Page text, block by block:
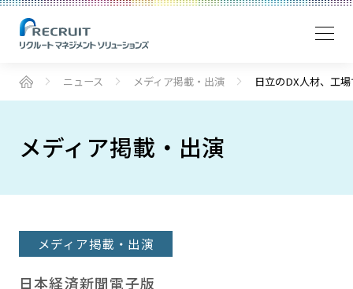
ニュース メディア掲載・出演 日立のDX人材、工
メディア掲載・出演
メディア掲載・出演
日本経済新聞電子版